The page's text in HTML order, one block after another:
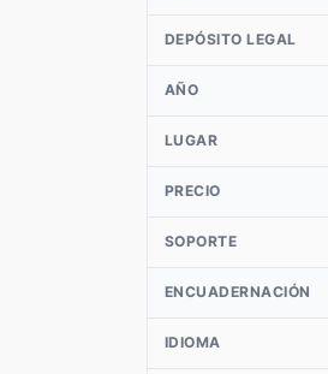
DEPÓSITO LEGAL
AÑO
LUGAR
PRECIO
SOPORTE
ENCUADERNACIÓN
IDIOMA